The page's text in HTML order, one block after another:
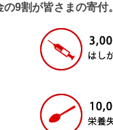
の9割が皆さまの寄付